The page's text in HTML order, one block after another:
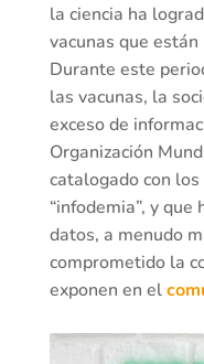
la ciencia ha
vacunas que
Durante este
las vacunas, la
exceso de
Organización
catalogado con los
“infodemia”, y
datos, a menudo
comprometido la
exponen en el